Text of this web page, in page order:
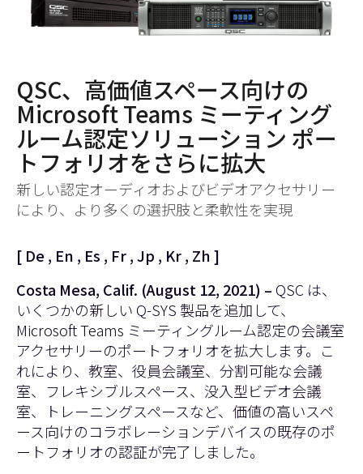
QSC、高価値スペース向けの
Microsoft Teams ミーティング
ルーム認定ソリューション ポー
トフォリオをさらに拡大
新しい認定オーディオおよびビデオアクセサリー
により、より多くの選択肢と柔軟性を実現
[ De, En , Es , Fr,Jp , Kr, Zh]
Costa Mesa, Calif. (August 12, 2021) –QSC は、
いくつかの新しい Q-SYS 製品を追加して、
Microsoft Teams ミーティングルーム認定の会議室
アクセサリーのポートフォリオを拡大します。こ
れにより、教室、役員会議室、分割可能な会議
室、フレキシブルスペース、没入型ビデオ会議
室、トレーニングスペースなど、価値の高いスペ
ース向けのコラボレーションデバイスの既存のポ
ートフォリオの認証が完了しました。